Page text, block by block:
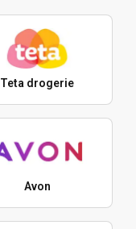
Teta drogerie
Avon